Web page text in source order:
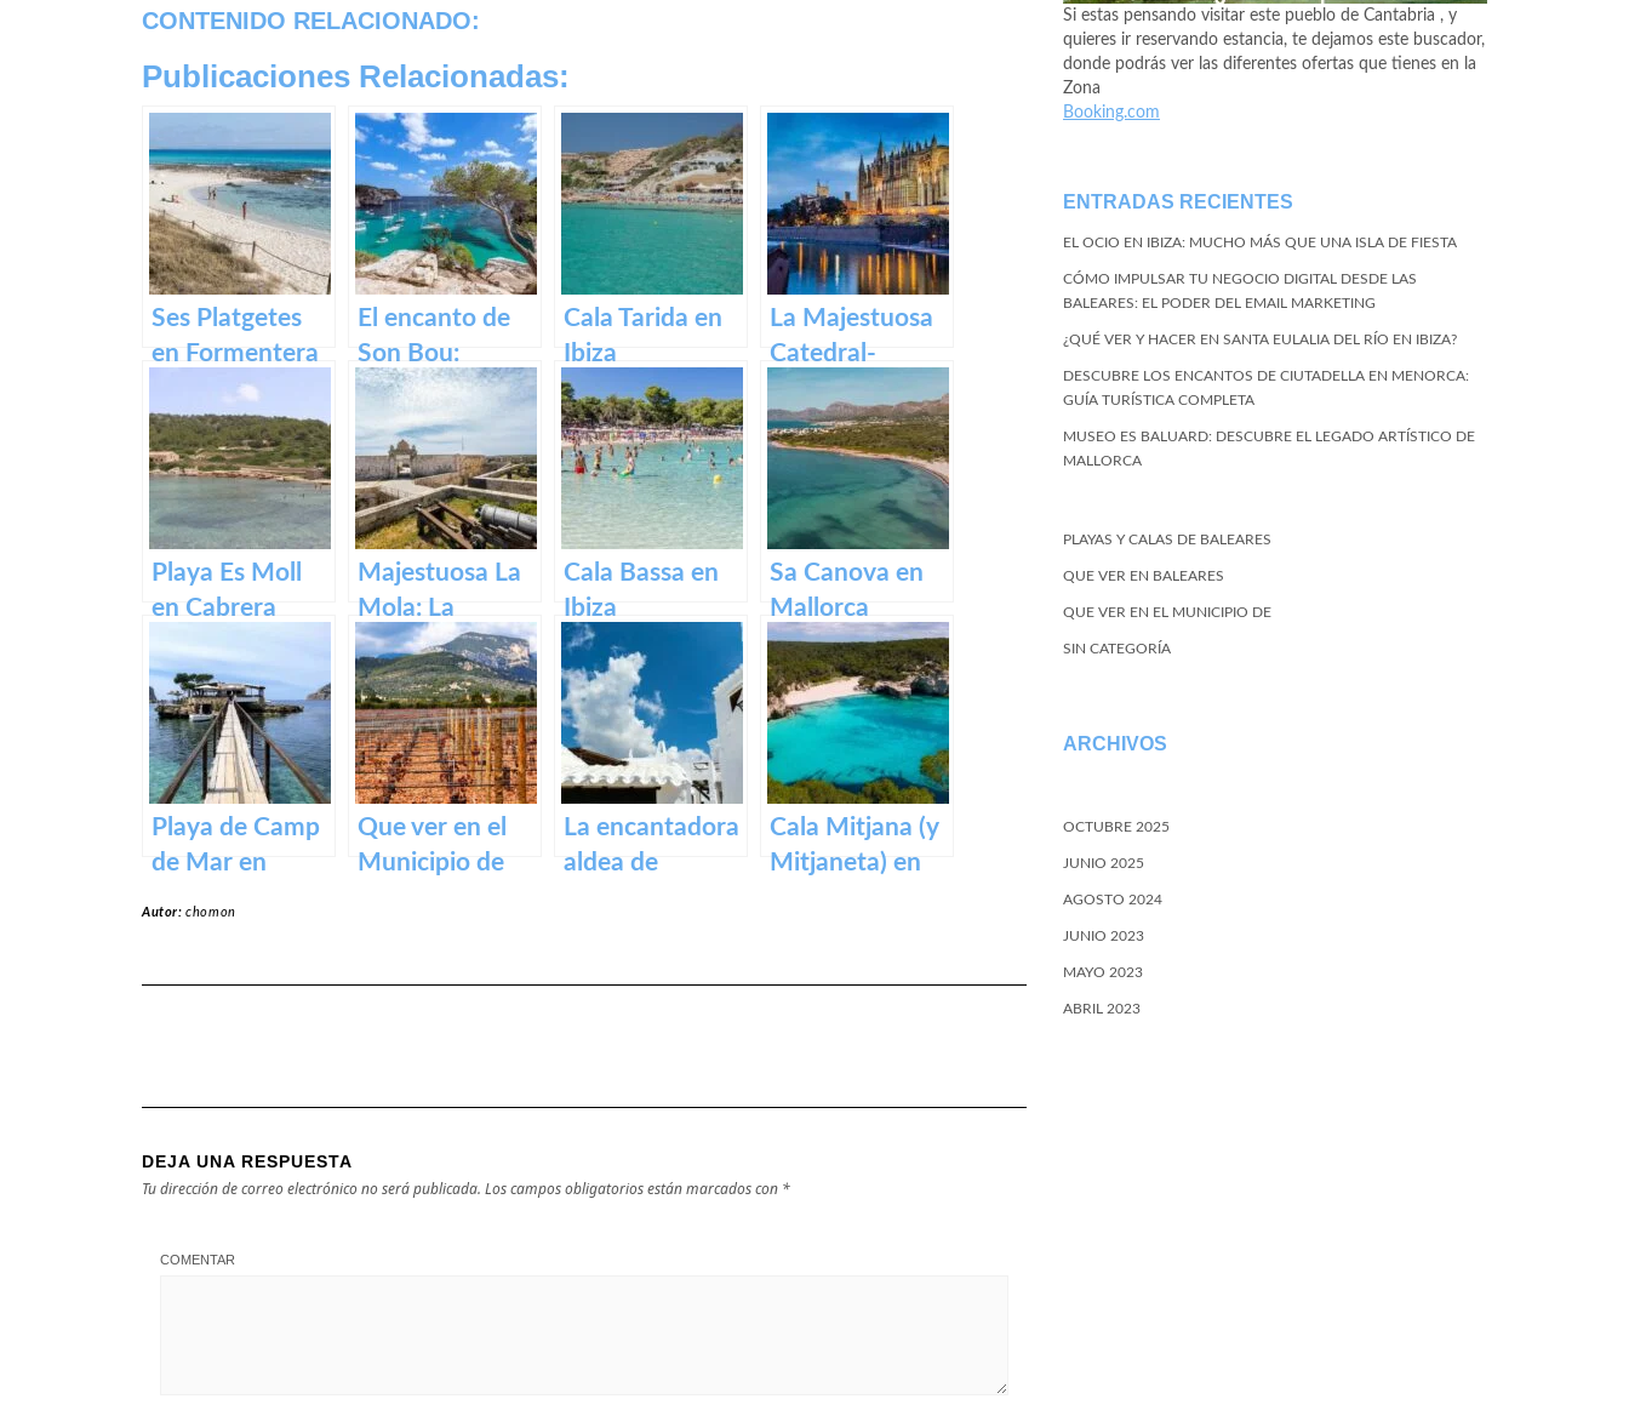
CONTENIDO RELACIONADO:
Publicaciones Relacionadas:
Ses Platgetes
en Formentera
El encanto de
Son Bou:
descubre la
belleza de
Menorca
Cala Tarida en
Ibiza
La Majestuosa
Catedral-
Basílica de
Santa María en
Mallorca.
Playa Es Moll
en Cabrera
Majestuosa La
Mola: La
Fortaleza de
Menorca
Cala Bassa en
Ibiza
Sa Canova en
Mallorca
Playa de Camp
de Mar en
Que ver en el
Municipio de
La encantadora
aldea de
Cala Mitjana (y
Mitjaneta) en
Autor:chomon
DEJA UNA RESPUESTA
Tu dirección de correo electrónico no será publicada. Los campos obligatorios están marcados con *
COMENTAR
Si estas pensando visitar este pueblo de Cantabria , y
quieres ir reservando estancia, te dejamos este buscador,
donde podrás ver las diferentes ofertas que tienes en la
Zona
Booking.com
ENTRADAS RECIENTES
EL OCIO EN IBIZA: MUCHO MÁS QUE UNA ISLA DE FIESTA
CÓMO IMPULSAR TU NEGOCIO DIGITAL DESDE LAS
BALEARES: EL PODER DEL EMAIL MARKETING
¿QUÉ VER Y HACER EN SANTA EULALIA DEL RÍO EN IBIZA?
DESCUBRE LOS ENCANTOS DE CIUTADELLA EN MENORCA:
GUÍA TURÍSTICA COMPLETA
MUSEO ES BALUARD: DESCUBRE EL LEGADO ARTÍSTICO DE
MALLORCA
PLAYAS Y CALAS DE BALEARES
QUE VER EN BALEARES
QUE VER EN EL MUNICIPIO DE
SIN CATEGORÍA
ARCHIVOS
OCTUBRE 2025
JUNIO 2025
AGOSTO 2024
JUNIO 2023
MAYO 2023
ABRIL 2023